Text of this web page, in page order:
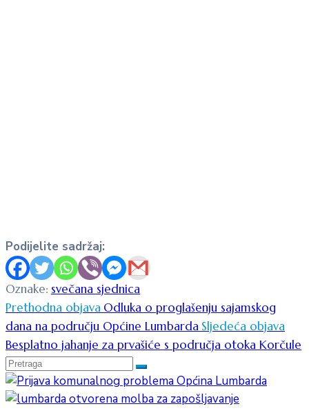
Podijelite sadržaj:
Oznake: svečana sjednica
Prethodna objava Odluka o proglašenju sajamskog
dana na području Općine LumbardaSljedeća objava
Besplatno jahanje za prvašiće s područja otoka Korčule